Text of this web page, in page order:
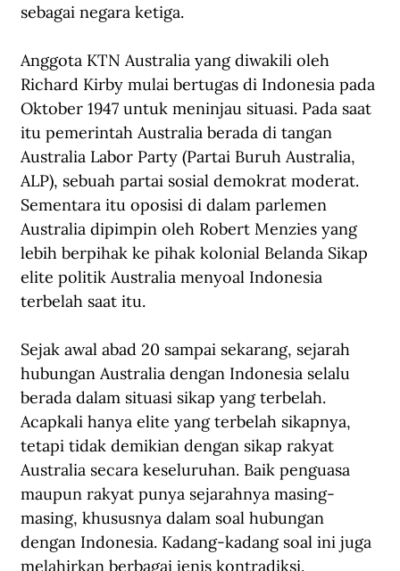
sebagai negara ketiga.
Anggota KTN Australia yang diwakili oleh
Richard Kirby mulai bertugas di Indonesia pada
Oktober 1947 untuk meninjau situasi. Pada saat
itu pemerintah Australia berada di tangan
Australia Labor Party (Partai Buruh Australia,
ALP), sebuah partai sosial demokrat moderat.
Sementara itu oposisi di dalam parlemen
Australia dipimpin oleh Robert Menzies yang
lebih berpihak ke pihak kolonial Belanda Sikap
elite politik Australia menyoal Indonesia
terbelah saat itu.
Sejak awal abad 20 sampai sekarang, sejarah
hubungan Australia dengan Indonesia selalu
berada dalam situasi sikap yang terbelah.
Acapkali hanya elite yang terbelah sikapnya,
tetapi tidak demikian dengan sikap rakyat
Australia secara keseluruhan. Baik penguasa
maupun rakyat punya sejarahnya masing-
masing, khususnya dalam soal hubungan
dengan Indonesia. Kadang-kadang soal ini juga
melahirkan berbagai jenis kontradiksi.